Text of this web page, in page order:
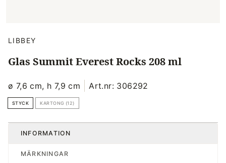
LIBBEY
Glas Summit Everest Rocks 208 ml
ø 7,6 cm, h 7,9 cm Art.nr: 306292
STYCK KARTONG (12)
INFORMATION
MÄRKNINGAR